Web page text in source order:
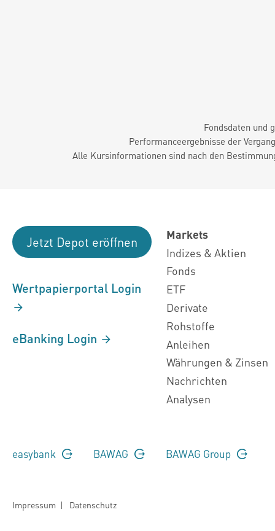
Fondsdaten und
Performanceergebnisse der
Alle Kursinformationen sind nach den
Jetzt Depot eröffnen
Wertpapierportal Login
eBanking Login
Markets
Indizes & Aktien
Fonds
ETF
Derivate
Rohstoffe
Anleihen
Währungen & Zinsen
Nachrichten
Analysen
easybank BAWAG BAWAG Group
Impressum | Datenschutz